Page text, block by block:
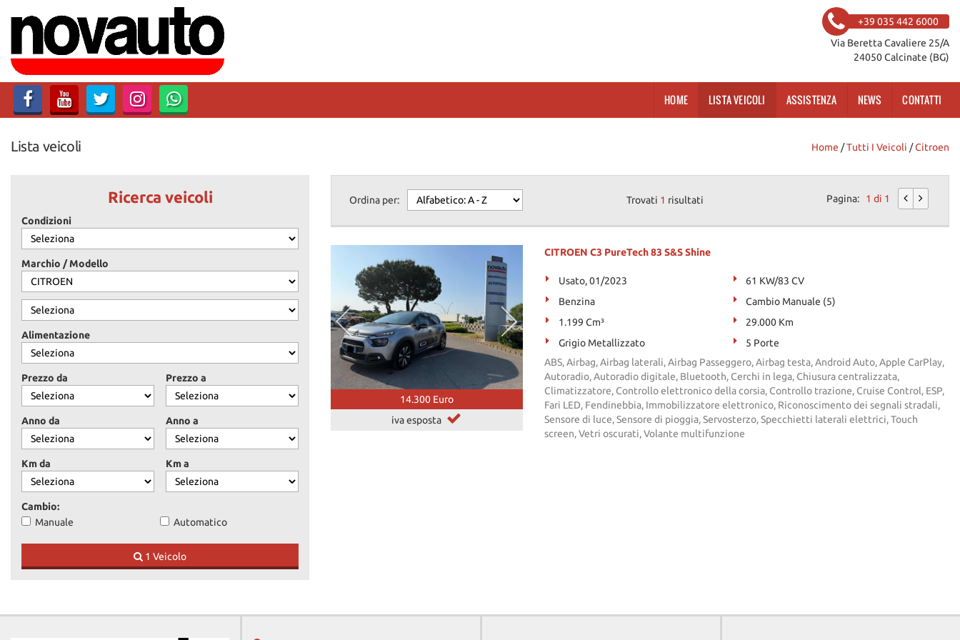
+39 035 442 6000
Via Beretta Cavaliere 25/A
24050 Calcinate (BG)
HOME LISTA VEICOLI ASSISTENZA NEWS CONTATTI
Lista veicoli Home /Tutti I Veicoli /Citroen
Ricerca veicoli
Condizioni
Marchio / Modello
Alimentazione
Prezzo da Prezzo a
Anno da Anno a
Km da Km a
Cambio:
Manuale
Automatico
1 Veicolo
Ordina per: Trovati 1 risultati Pagina: 1 di 1
14.300 Euro
iva esposta
CITROEN C3 PureTech 83 S&S Shine
Usato, 01/2023
61 KW/83 CV
Benzina
Cambio Manuale (5)
1.199 Cm³
29.000 Km
Grigio Metallizzato
5 Porte
ABS, Airbag, Airbag laterali, Airbag Passeggero, Airbag testa, Android Auto, Apple CarPlay,
Autoradio, Autoradio digitale, Bluetooth, Cerchi in lega, Chiusura centralizzata,
Climatizzatore, Controllo elettronico della corsia, Controllo trazione, Cruise Control, ESP,
Fari LED, Fendinebbia, Immobilizzatore elettronico, Riconoscimento dei segnali stradali,
Sensore di luce, Sensore di pioggia, Servosterzo, Specchietti laterali elettrici, Touch
screen, Vetri oscurati, Volante multifunzione